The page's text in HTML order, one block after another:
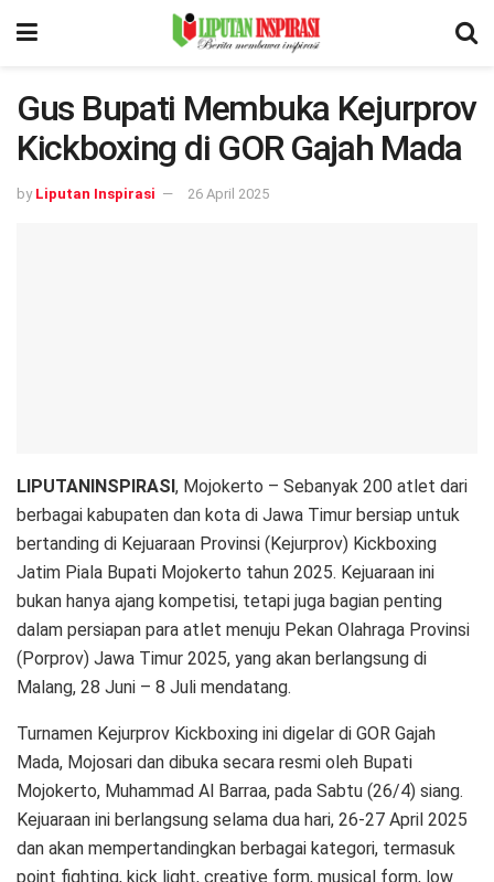
Gus Bupati Membuka Kejurprov
Kickboxing di GOR Gajah Mada
by Liputan Inspirasi 26 April 2025
LIPUTANINSPIRASI, Mojokerto – Sebanyak 200 atlet dari
berbagai kabupaten dan kota di Jawa Timur bersiap untuk
bertanding di Kejuaraan Provinsi (Kejurprov) Kickboxing
Jatim Piala Bupati Mojokerto tahun 2025. Kejuaraan ini
bukan hanya ajang kompetisi, tetapi juga bagian penting
dalam persiapan para atlet menuju Pekan Olahraga Provinsi
(Porprov) Jawa Timur 2025, yang akan berlangsung di
Malang, 28 Juni – 8 Juli mendatang.
Turnamen Kejurprov Kickboxing ini digelar di GOR Gajah
Mada, Mojosari dan dibuka secara resmi oleh Bupati
Mojokerto, Muhammad Al Barraa, pada Sabtu (26/4) siang.
Kejuaraan ini berlangsung selama dua hari, 26-27 April 2025
dan akan mempertandingkan berbagai kategori, termasuk
point fighting, kick light, creative form, musical form, low